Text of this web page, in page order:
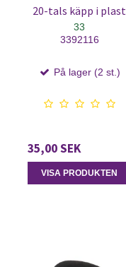
20-tals käpp i plast
33
3392116
På lager (2 st.)
35,00 SEK
VISA PRODUKTEN